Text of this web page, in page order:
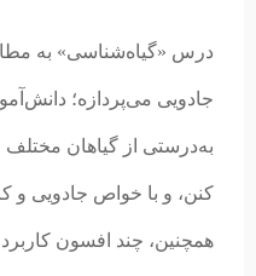
درس «گیاه‌شناسی» به
جادویی می‌پردازه؛
به‌درستی از گیاهان
کنن، و با خواص جادویی و
همچنین، چند افسون